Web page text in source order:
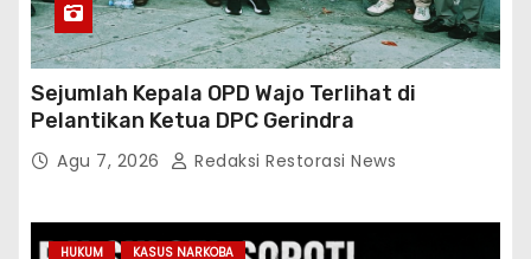
Sejumlah Kepala OPD Wajo Terlihat di
Pelantikan Ketua DPC Gerindra
Agu 7, 2026 Redaksi Restorasi News
HUKUM KASUS NARKOBA